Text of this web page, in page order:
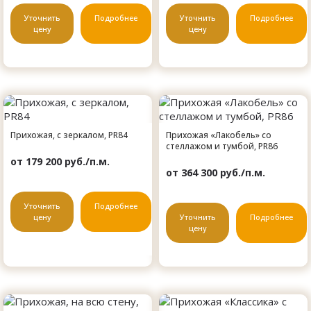
Уточнить
цену
Подробнее
Уточнить
цену
Подробнее
Прихожая, с зеркалом, PR84
от 179 200 руб./п.м.
Уточнить
цену
Подробнее
Прихожая «Лакобель» со
стеллажом и тумбой, PR86
от 364 300 руб./п.м.
Уточнить
цену
Подробнее